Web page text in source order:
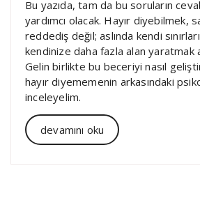
Bu yazıda, tam da bu soruların
yardımcı olacak. Hayır diyebilmek,
reddediş değil; aslında kendi
kendinize daha fazla alan yaratmak
Gelin birlikte bu beceriyi nasıl
hayır diyememenin arkasındaki
inceleyelim.
devamını oku